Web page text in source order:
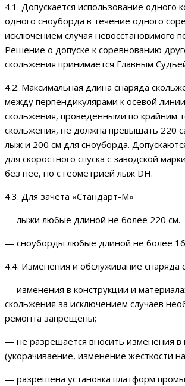
4.1. Допускается использование одного
одного сноуборда в течение одного
исключением случая невосстановимого
Решение о допуске к соревнованию
скольжения принимается Главным
4.2. Максимальная длина снаряда
между перпендикулярами к осевой
скольжения, проведенными по крайним
скольжения, не должна превышать 220
лыж и 200 см для сноуборда.
для скоростного спуска с заводской
без нее, но с геометрией лыж DH.
4.3. Для зачета «Стандарт-М»
— лыжи любые длиной не более 220 см.
— сноуборды любые длиной не более
4.4. Изменения и обслуживание снаряда
— изменения в конструкции и
скольжения за исключением случаев
ремонта запрещены;
— не разрешается вносить изменения
(укорачиваение, изменение жесткости
— разрешена установка платформ